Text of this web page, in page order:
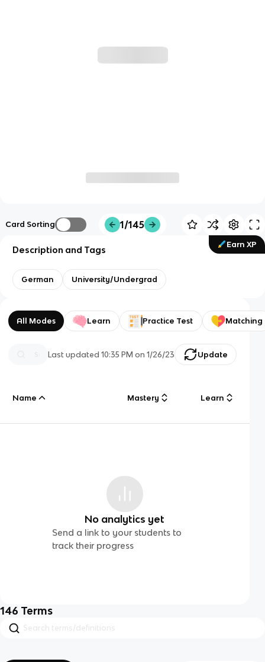
Card Sorting 1/145
Earn XP
Description and Tags
German University/Undergrad
All Modes Learn Practice Test Matching
Last updated10:35 PM on 1/26/23 Update
Name Mastery Learn
No analytics yet
Send a link to your students to
track their progress
146 Terms